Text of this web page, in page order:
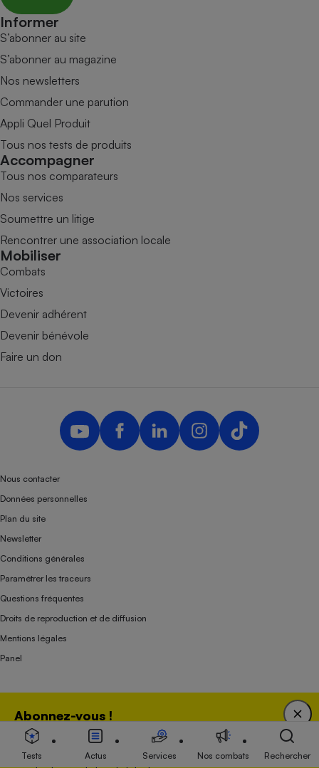
Abonnez-vous !
Bénéficiez d'une expertise unique tout en soutenant
une association 100 % indépendante de l'Etat, des
Informer
S’abonner au site
S’abonner au magazine
Nos newsletters
Commander une parution
Appli Quel Produit
Tous nos tests de produits
Accompagner
Tous nos comparateurs
Nos services
Soumettre un litige
Rencontrer une association locale
Mobiliser
Combats
Victoires
Devenir adhérent
Devenir bénévole
Faire un don
Nous contacter
Données personnelles
Plan du site
Newsletter
Conditions générales
Paramétrer les traceurs
Questions fréquentes
Droits de reproduction et de diffusion
Mentions légales
Panel
Association indépendante de l’État, des syndicats, des producteurs et des
distributeurs depuis 1951.
Tests Actus Services Nos combats Rechercher